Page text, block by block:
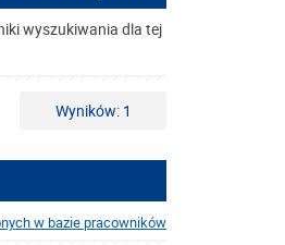
wyszukiwania dla tej
Wyników: 1
w bazie pracowników